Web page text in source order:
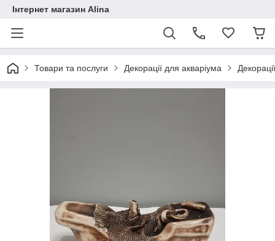
Інтернет магазин Alina
Товари та послуги Декорації для акваріума